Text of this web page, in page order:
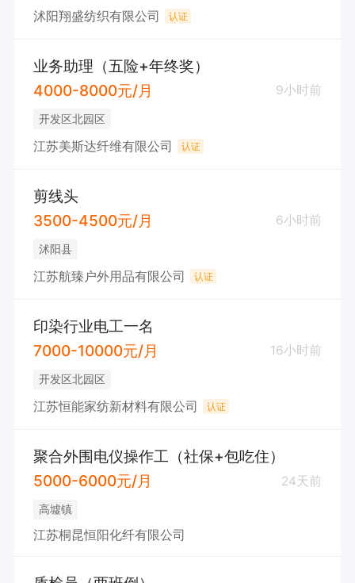
沭阳翔盛纺织有限公司 认证
业务助理（五险+年终奖）
4000-8000元/月
9小时前
开发区北园区
江苏美斯达纤维有限公司 认证
剪线头
3500-4500元/月
6小时前
沭阳县
江苏航臻户外用品有限公司 认证
印染行业电工一名
7000-10000元/月
16小时前
开发区北园区
江苏恒能家纺新材料有限公司 认证
聚合外围电仪操作工（社保+包吃住）
5000-6000元/月
24天前
高墟镇
江苏桐昆恒阳化纤有限公司